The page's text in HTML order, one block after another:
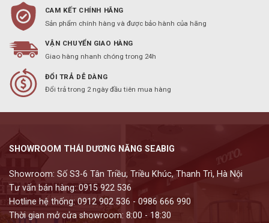
CAM KẾT CHÍNH HÃNG
Sản phẩm chính hàng và được bảo hành của hãng
VẬN CHUYỂN GIAO HÀNG
Giao hàng nhanh chóng trong 24h
ĐỔI TRẢ DỄ DÀNG
Đổi trả trong 2 ngày đầu tiên mua hàng
SHOWROOM THÁI DƯƠNG NĂNG SEABIG
Showroom: Số S3-6 Tân Triều, Triều Khúc, Thanh Trì, Hà Nội
Tư vấn bán hàng: 0915 922 536
Hotline hệ thống: 0912 902 536 - 0986 666 990
Thời gian mở cửa showroom: 8:00 - 18:30